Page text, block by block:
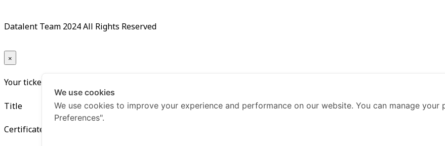
Datalent Team 2024 All Rights Reserved
×
Your ticket for the: Certificate Python Programming for Beginner รุ่นที่ 10
Title
Certificate Python Programming for Beginner รุ่นที่ 10
We use cookies
We use cookies to improve your experience and performance on our website. You can manage your
Preferences".